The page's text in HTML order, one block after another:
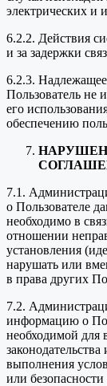
электрических и
6.2.2. Действия
и за задержки
6.2.3.
Пользователь не
его
обеспечению
7.1.
о Пользователе
необходимо в
отношении
установления
нарушать или
в права других
7.2.
информацию о
необходимой
выполнения
или